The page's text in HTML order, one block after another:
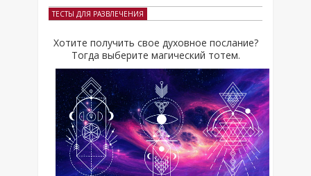
ТЕСТЫ ДЛЯ РАЗВЛЕЧЕНИЯ
Хотите получить свое духовное послание?
Тогда выберите магический тотем.